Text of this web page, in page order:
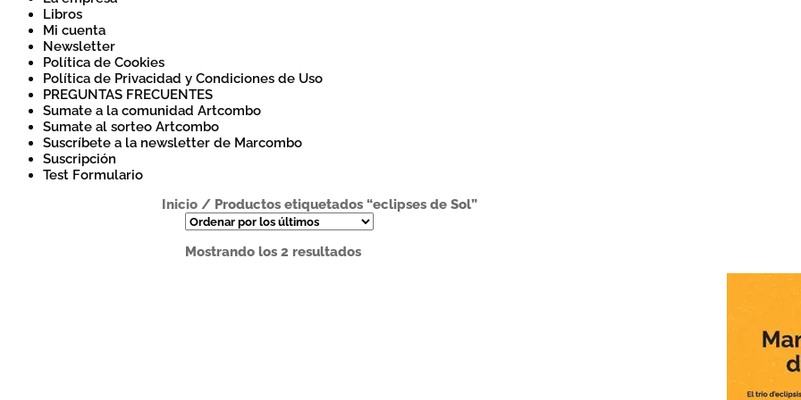
Libros
Mi cuenta
Newsletter
Política de Cookies
Política de Privacidad y Condiciones de Uso
PREGUNTAS FRECUENTES
Sumate a la comunidad Artcombo
Sumate al sorteo Artcombo
Suscríbete a la newsletter de Marcombo
Suscripción
Test Formulario
Inicio/ Productos etiquetados “eclipses de Sol”
Mostrando los 2 resultadosOrdenado